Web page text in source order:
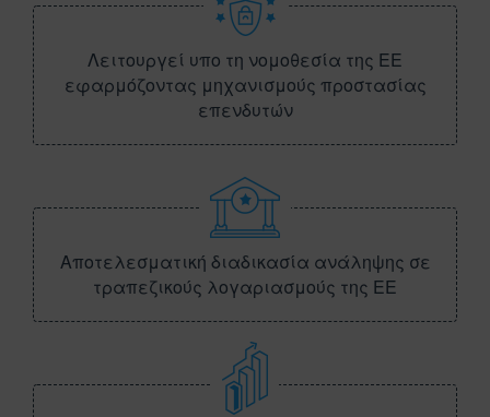
Λειτουργεί υπο τη νομοθεσία της ΕΕ
εφαρμόζοντας μηχανισμούς προστασίας
επενδυτών
Αποτελεσματική διαδικασία ανάληψης σε
τραπεζικούς λογαριασμούς της ΕΕ